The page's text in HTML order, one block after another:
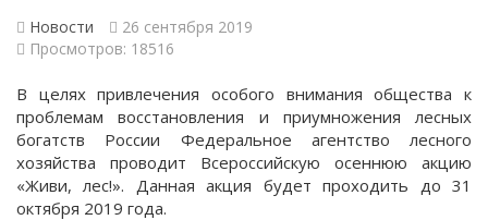
Новости
26 сентября 2019
Просмотров: 18516
В целях привлечения особого внимания общества к
проблемам восстановления и приумножения лесных
богатств России Федеральное агентство лесного
хозяйства проводит Всероссийскую осеннюю акцию
«Живи, лес!». Данная акция будет проходить до 31
октября 2019 года.